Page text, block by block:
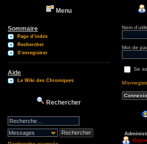
Menu
Sommaire
Page d’index
Rechercher
S’enregistrer
Aide
Le Wiki des Chroniques
Rechercher
Nom
Mot de
Se